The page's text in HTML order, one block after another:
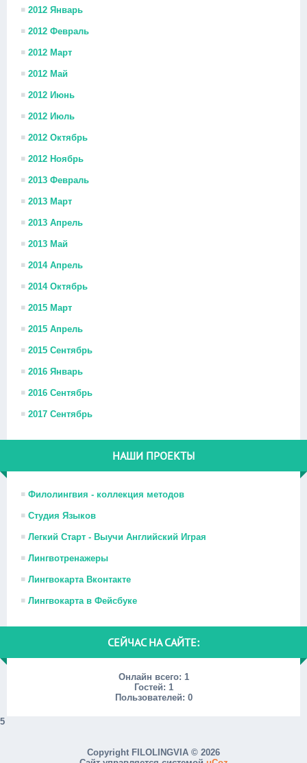
2012 Январь
2012 Февраль
2012 Март
2012 Май
2012 Июнь
2012 Июль
2012 Октябрь
2012 Ноябрь
2013 Февраль
2013 Март
2013 Апрель
2013 Май
2014 Апрель
2014 Октябрь
2015 Март
2015 Апрель
2015 Сентябрь
2016 Январь
2016 Сентябрь
2017 Сентябрь
НАШИ ПРОЕКТЫ
Филолингвия - коллекция методов
Студия Языков
Легкий Старт - Выучи Английский Играя
Лингвотренажеры
Лингвокарта Вконтакте
Лингвокарта в Фейсбуке
СЕЙЧАС НА САЙТЕ:
Онлайн всего: 1
Гостей: 1
Пользователей: 0
5
Copyright FILOLINGVIA © 2026